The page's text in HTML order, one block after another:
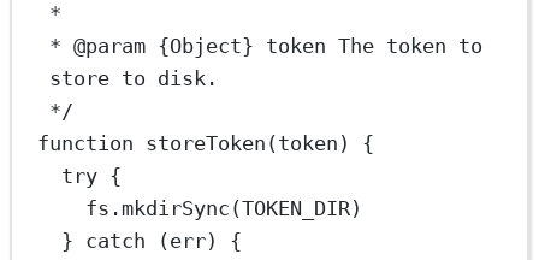
*
* @param {Object} token The token to
store to disk.
*/
function storeToken (token ) {
try {
fs. mkdirSync (TOKEN_DIR)
} catch (err) {